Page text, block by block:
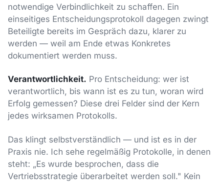
notwendige Verbindlichkeit zu schaffen. Ein
einseitiges Entscheidungsprotokoll dagegen zwingt
Beteiligte bereits im Gespräch dazu, klarer zu
werden — weil am Ende etwas Konkretes
dokumentiert werden muss.
Verantwortlichkeit. Pro Entscheidung: wer ist
verantwortlich, bis wann ist es zu tun, woran wird
Erfolg gemessen? Diese drei Felder sind der Kern
jedes wirksamen Protokolls.
Das klingt selbstverständlich — und ist es in der
Praxis nie. Ich sehe regelmäßig Protokolle, in denen
steht: „Es wurde besprochen, dass die
Vertriebsstrategie überarbeitet werden soll." Kein